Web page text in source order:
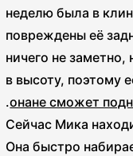
неделю была в
повреждены её
ничего не
в высоту, поэтому
онане сможет
.
Сейчас Мика
Она быстро